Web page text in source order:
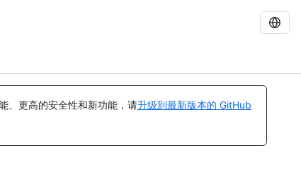
、更高的安全性和新功能，请升级到最新版本的 GitHub